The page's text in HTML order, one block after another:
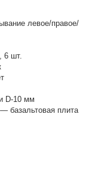
левое/правое/
6 шт.
D-10 мм
плита